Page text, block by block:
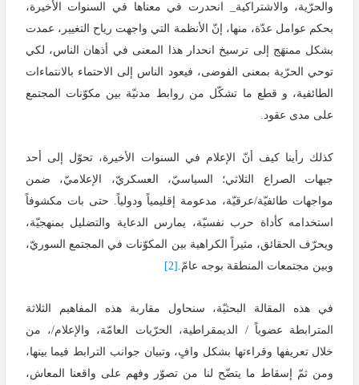
والحرّية، والاشتراكية_ انحدرت في معناها في السنوات الأخيرة،
بحكم عوامل عدّة، منها، إنّ الأنظمة التي واجهت رياح التغيير، عمدت
بشكل ممنهَج إلى ترسيخ انحدار هذا المعنى في أذهان الناس، لكي
توحي الحرّية بمعنى الفوضى، فيعود الناس إلى الاحتماء بالانتماءات
الطائفية، و قطع ما تشكّل من روابط مدنيّة بين مكوّنات المجتمع
على مدى عقود.
كذلك رأينا كيف أنّ الإعلام في السنوات الأخيرة، تحوّل إلى أحد
جبهات الصراع الثلاثي؛ السياسيّ، العسكريّ، الإعلاميّ، ضمن
مواجهات طائفيّة/عرقيّة، مدعومة إقليمياً ودولياً. حتى بات مكشوفاً
استخدامه كأداة حرب نفسيّة، يمارس الدعاية والتضليل بمنهجيّة،
ويحرّف الحقائق، مثيراً الكراهية بين المكوّنات في المجتمع السوريّ،
وبين مجتمعات المنطقة بوجه عامّ. [2]
في هذه المقالة البحثيّة، سنحاول مقاربة هذه المفاهيم الثلاثة
المترابطة عضوياً / الديمقراطية، الحرّيات العامّة، والإعلام/، من
خلال تعريفها وقراءتها بشكل وافٍ، وتبيان جوانب الترابط فيما بينها،
ومن ثمّ إسقاط ما يتضّح لنا من تصوّر وفهم على واقعنا المعاش،